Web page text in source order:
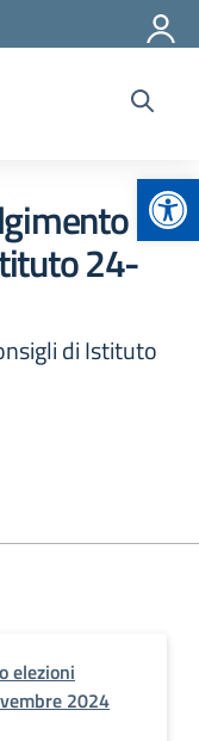
24-
di Istituto
elezioni
2024